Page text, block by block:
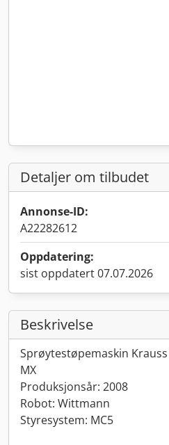
Detaljer om tilbudet
Annonse-ID:
A22282612
Oppdatering:
sist oppdatert 07.07.2026
Beskrivelse
Sprøytestøpemaskin
MX
Produksjonsår: 2008
Robot: Wittmann
Styresystem: MC5